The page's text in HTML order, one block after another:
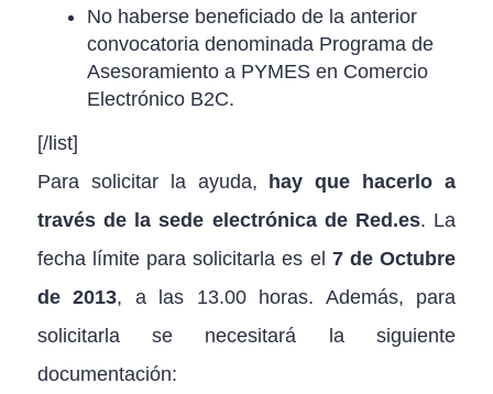
No haberse beneficiado de la anterior
convocatoria denominada Programa de
Asesoramiento a PYMES en Comercio
Electrónico B2C.
[/list]
Para solicitar la ayuda,
hay que hacerlo a
través de la sede electrónica de Red.es. La
fecha límite para solicitarla es el 7 de Octubre
de 2013, a las 13.00 horas. Además, para
solicitarla se necesitará la siguiente
documentación: